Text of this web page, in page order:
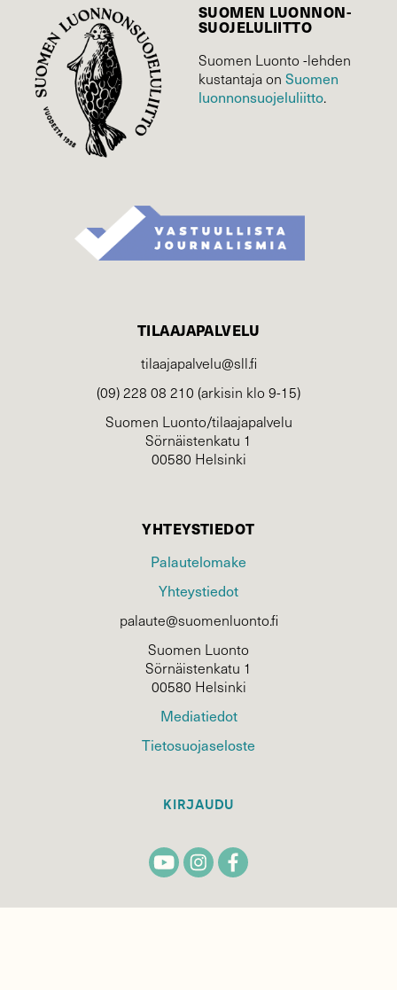
SUOMEN LUONNON­
SUOJELU­LIITTO
Suomen Luonto -lehden
kustantaja on Suomen
luonnonsuojelu­liitto.
TILAAJAPALVELU
tilaajapalvelu@sll.fi
(09) 228 08 210 (arkisin klo 9-15)
Suomen Luonto/tilaajapalvelu
Sörnäistenkatu 1
00580 Helsinki
YHTEYSTIEDOT
Palautelomake
Yhteystiedot
palaute@suomenluonto.fi
Suomen Luonto
Sörnäistenkatu 1
00580 Helsinki
Mediatiedot
Tietosuojaseloste
KIRJAUDU